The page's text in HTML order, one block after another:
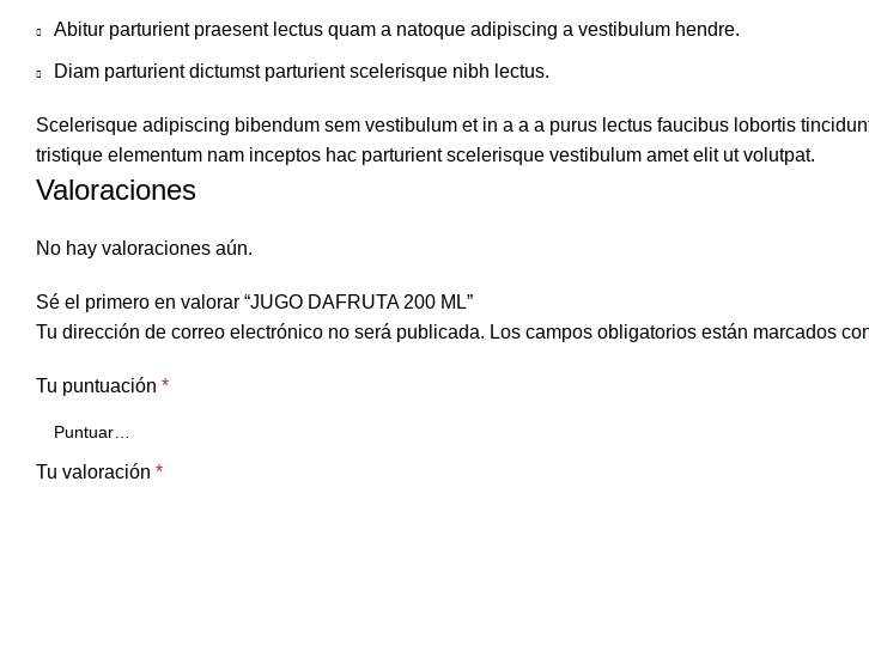
Abitur parturient praesent lectus quam a natoque adipiscing a vestibulum hendre.
Diam parturient dictumst parturient scelerisque nibh lectus.
Scelerisque adipiscing bibendum sem vestibulum et in a a a purus lectus faucibus lobortis
tristique elementum nam inceptos hac parturient scelerisque vestibulum amet elit ut volutpat.
Valoraciones
No hay valoraciones aún.
Sé el primero en valorar “JUGO DAFRUTA 200 ML”
Tu dirección de correo electrónico no será publicada. Los campos obligatorios están marcados
Tu puntuación *
Tu valoración *